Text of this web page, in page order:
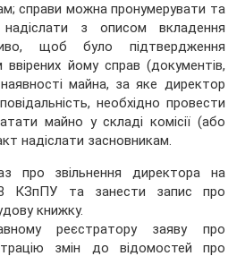
справи можна пронумерувати та
з описом вкладення
щоб було підтвердження
йому справ (документів,
майна, за яке директор
необхідно провести
майно у складі комісії (або
надіслати засновникам.
про звільнення директора на
КЗпПУ та занести запис про
книжку.
реєстратору заяву про
змін до відомостей про